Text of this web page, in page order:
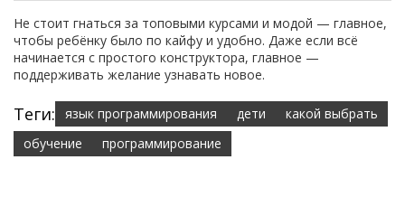
Не стоит гнаться за топовыми курсами и модой — главное,
чтобы ребёнку было по кайфу и удобно. Даже если всё
начинается с простого конструктора, главное —
поддерживать желание узнавать новое.
Теги: язык программирования дети
какой выбрать
обучение
программирование